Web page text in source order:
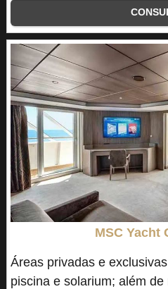
MSC Yacht
Áreas privadas e
piscina e solarium; além